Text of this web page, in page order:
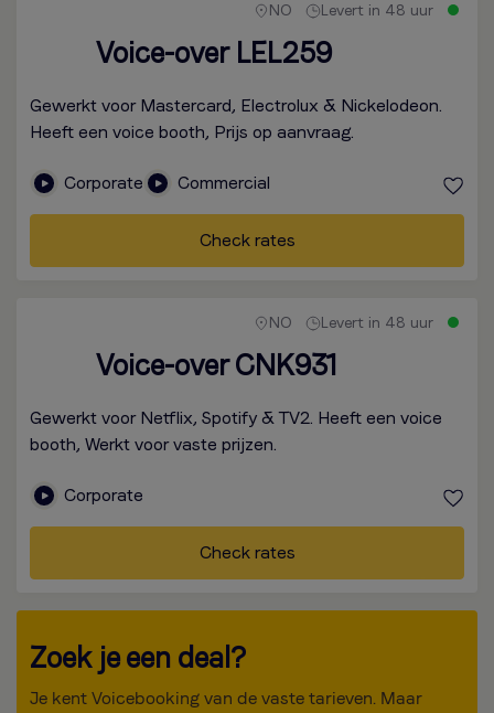
NO Levert in 48 uur
Voice-over LEL259
Gewerkt voor Mastercard, Electrolux & Nickelodeon.
Heeft een voice booth, Prijs op aanvraag.
Corporate Commercial
Check rates
NO Levert in 48 uur
Voice-over CNK931
Gewerkt voor Netflix, Spotify & TV2. Heeft een voice
booth, Werkt voor vaste prijzen.
Corporate
Check rates
Zoek je een deal?
Je kent Voicebooking van de vaste tarieven. Maar